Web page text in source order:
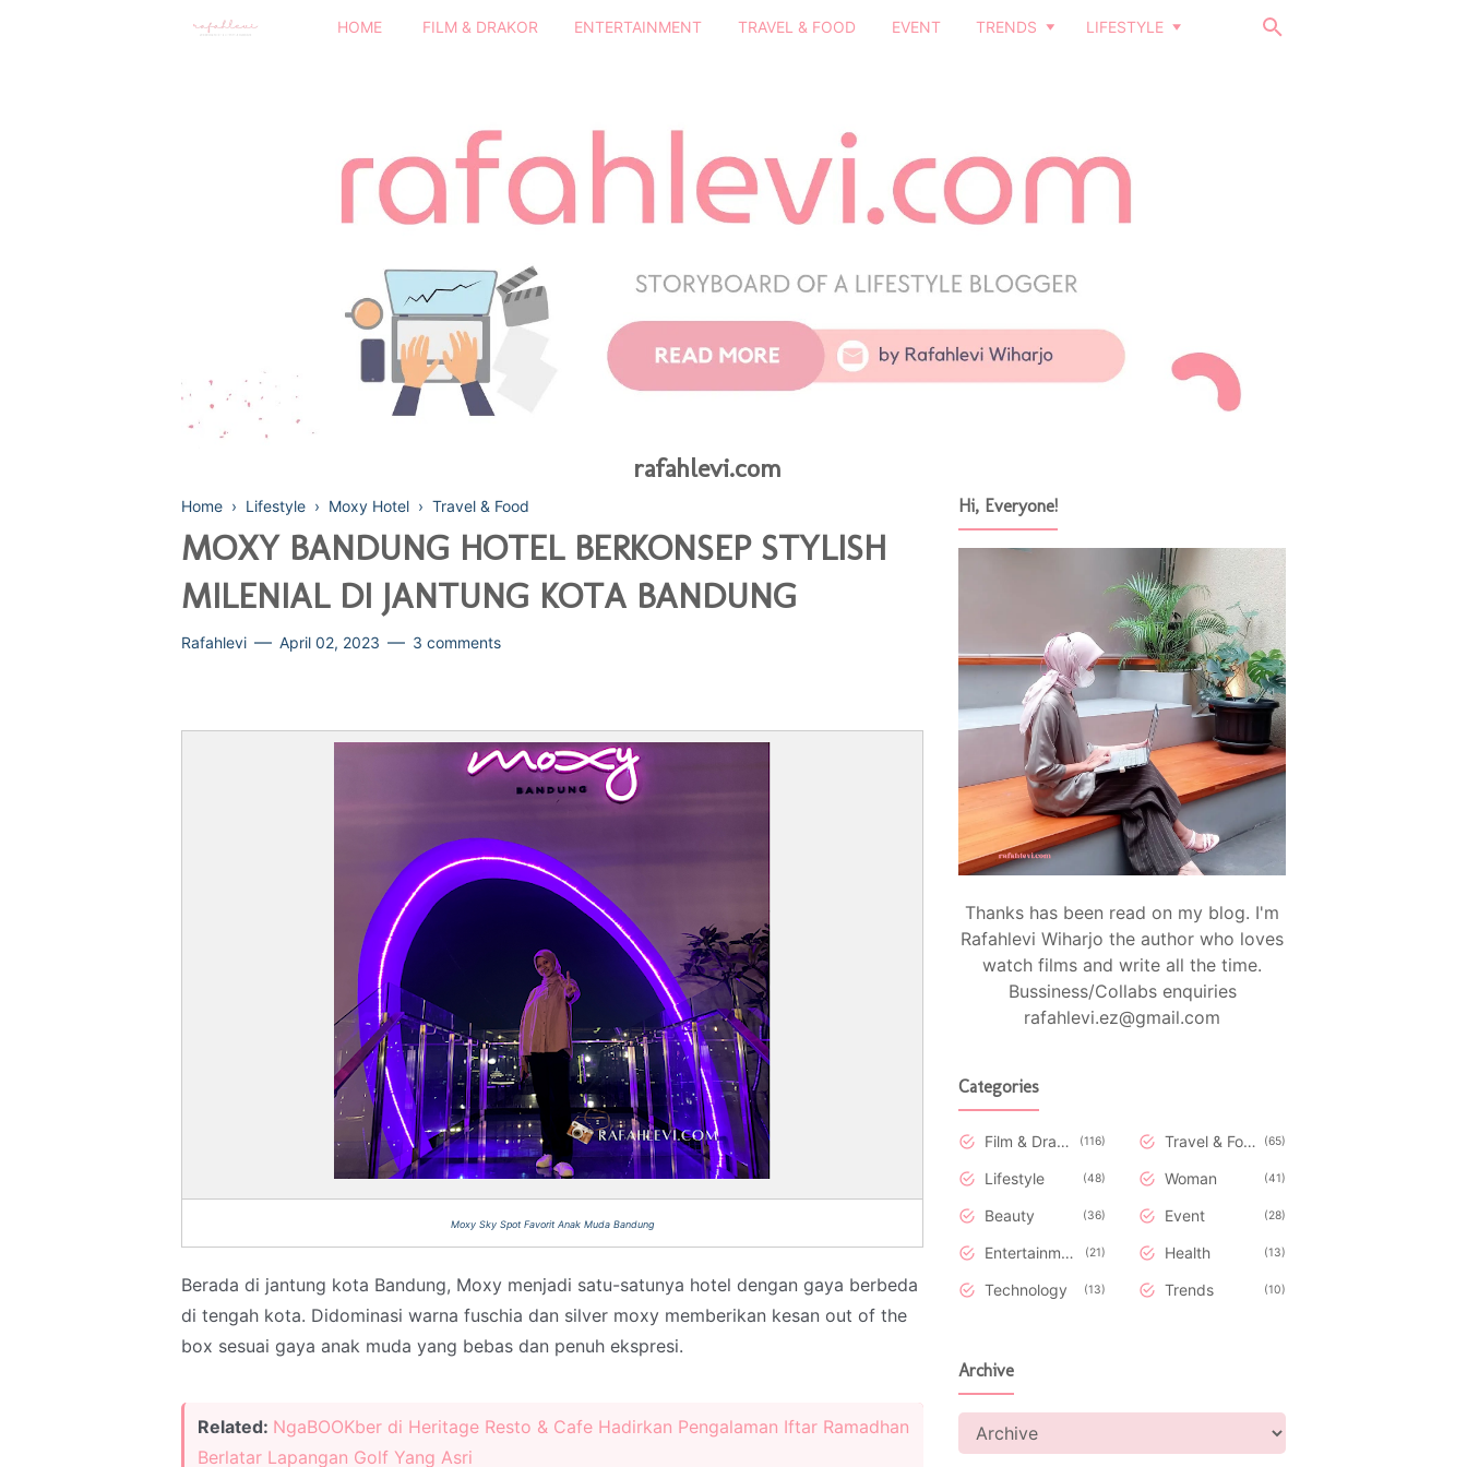
HOME FILM & DRAKOR ENTERTAINMENT TRAVEL & FOOD EVENT TRENDS LIFESTYLE
rafahlevi.com
Home › Lifestyle › Moxy Hotel › Travel & Food
MOXY BANDUNG HOTEL BERKONSEP STYLISH
MILENIAL DI JANTUNG KOTA BANDUNG
Rafahlevi April 02, 2023 3 comments
Moxy Sky Spot Favorit Anak Muda Bandung
Berada di jantung kota Bandung, Moxy menjadi satu-satunya hotel dengan gaya berbeda
di tengah kota. Didominasi warna fuschia dan silver moxy memberikan kesan out of the
box sesuai gaya anak muda yang bebas dan penuh ekspresi.
Related: NgaBOOKber di Heritage Resto & Cafe Hadirkan Pengalaman Iftar Ramadhan
Berlatar Lapangan Golf Yang Asri
Hi, Everyone!
Thanks has been read on my blog. I'm
Rafahlevi Wiharjo the author who loves
watch films and write all the time.
Bussiness/Collabs enquiries
rafahlevi.ez@gmail.com
Categories
Film & Drakor 116 Travel & Food 65
Lifestyle 48 Woman 41
Beauty 36 Event 28
Entertainment 21 Health 13
Technology 13 Trends 10
Archive